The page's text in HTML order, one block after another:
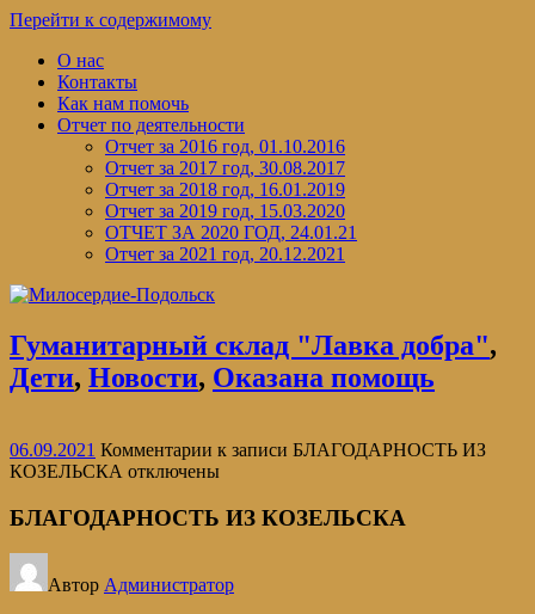
Перейти к содержимому
О нас
Контакты
Как нам помочь
Отчет по деятельности
Отчет за 2016 год, 01.10.2016
Отчет за 2017 год, 30.08.2017
Отчет за 2018 год, 16.01.2019
Отчет за 2019 год, 15.03.2020
ОТЧЕТ ЗА 2020 ГОД, 24.01.21
Отчет за 2021 год, 20.12.2021
Гуманитарный склад "Лавка добра",
Дети, Новости, Оказана помощь
06.09.2021 Комментарии к записи БЛАГОДАРНОСТЬ ИЗ
КОЗЕЛЬСКА отключены
БЛАГОДАРНОСТЬ ИЗ КОЗЕЛЬСКА
Автор Администратор